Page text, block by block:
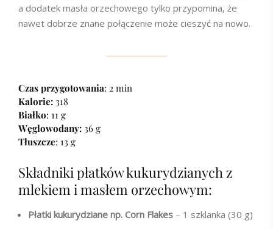
a dodatek masła orzechowego tylko przypomina, że
nawet dobrze znane połączenie może cieszyć na nowo.
Czas przygotowania: 2 min
Kalorie: 318
Białko: 11 g
Węglowodany: 36 g
Tłuszcze: 13 g
Składniki płatków kukurydzianych z
mlekiem i masłem orzechowym:
Płatki kukurydziane np. Corn Flakes – 1 szklanka (30 g)